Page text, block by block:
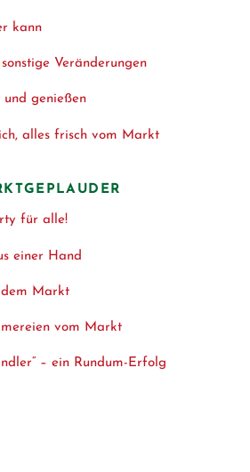
kann
Veränderungen
genießen
alles frisch vom Markt
für alle!
einer Hand
dem Markt
vom Markt
– ein Rundum-Erfolg